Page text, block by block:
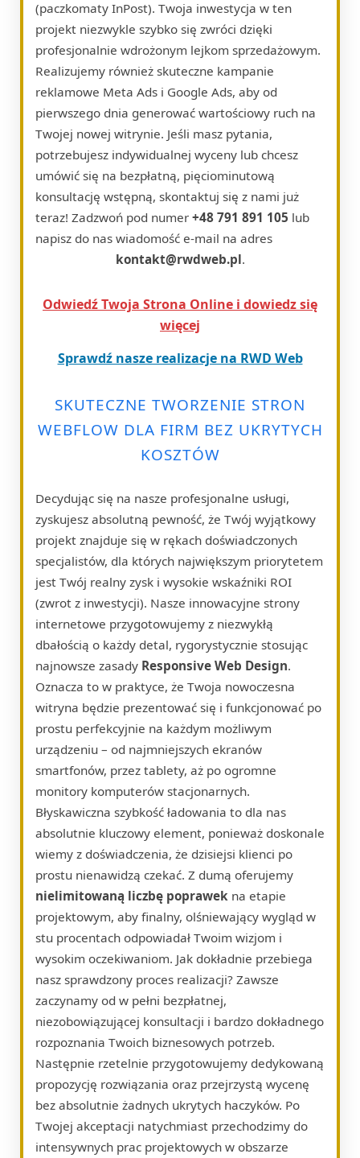
(paczkomaty InPost). Twoja inwestycja w ten
projekt niezwykle szybko się zwróci dzięki
profesjonalnie wdrożonym lejkom sprzedażowym.
Realizujemy również skuteczne kampanie
reklamowe Meta Ads i Google Ads, aby od
pierwszego dnia generować wartościowy ruch na
Twojej nowej witrynie. Jeśli masz pytania,
potrzebujesz indywidualnej wyceny lub chcesz
umówić się na bezpłatną, pięciominutową
konsultację wstępną, skontaktuj się z nami już
teraz! Zadzwoń pod numer +48 791 891 105 lub
napisz do nas wiadomość e-mail na adres
kontakt@rwdweb.pl.
Odwiedź Twoja Strona Online i dowiedz się
więcej
Sprawdź nasze realizacje na RWD Web
SKUTECZNE TWORZENIE STRON
WEBFLOW DLA FIRM BEZ UKRYTYCH
KOSZTÓW
Decydując się na nasze profesjonalne usługi,
zyskujesz absolutną pewność, że Twój wyjątkowy
projekt znajduje się w rękach doświadczonych
specjalistów, dla których największym priorytetem
jest Twój realny zysk i wysokie wskaźniki ROI
(zwrot z inwestycji). Nasze innowacyjne strony
internetowe przygotowujemy z niezwykłą
dbałością o każdy detal, rygorystycznie stosując
najnowsze zasady Responsive Web Design.
Oznacza to w praktyce, że Twoja nowoczesna
witryna będzie prezentować się i funkcjonować po
prostu perfekcyjnie na każdym możliwym
urządzeniu – od najmniejszych ekranów
smartfonów, przez tablety, aż po ogromne
monitory komputerów stacjonarnych.
Błyskawiczna szybkość ładowania to dla nas
absolutnie kluczowy element, ponieważ doskonale
wiemy z doświadczenia, że dzisiejsi klienci po
prostu nienawidzą czekać. Z dumą oferujemy
nielimitowaną liczbę poprawek na etapie
projektowym, aby finalny, olśniewający wygląd w
stu procentach odpowiadał Twoim wizjom i
wysokim oczekiwaniom. Jak dokładnie przebiega
nasz sprawdzony proces realizacji? Zawsze
zaczynamy od w pełni bezpłatnej,
niezobowiązującej konsultacji i bardzo dokładnego
rozpoznania Twoich biznesowych potrzeb.
Następnie rzetelnie przygotowujemy dedykowaną
propozycję rozwiązania oraz przejrzystą wycenę
bez absolutnie żadnych ukrytych haczyków. Po
Twojej akceptacji natychmiast przechodzimy do
intensywnych prac projektowych w obszarze